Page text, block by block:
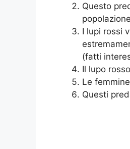
Questo
I lupi rossi
(fatti
Il lupo
Le
Questi